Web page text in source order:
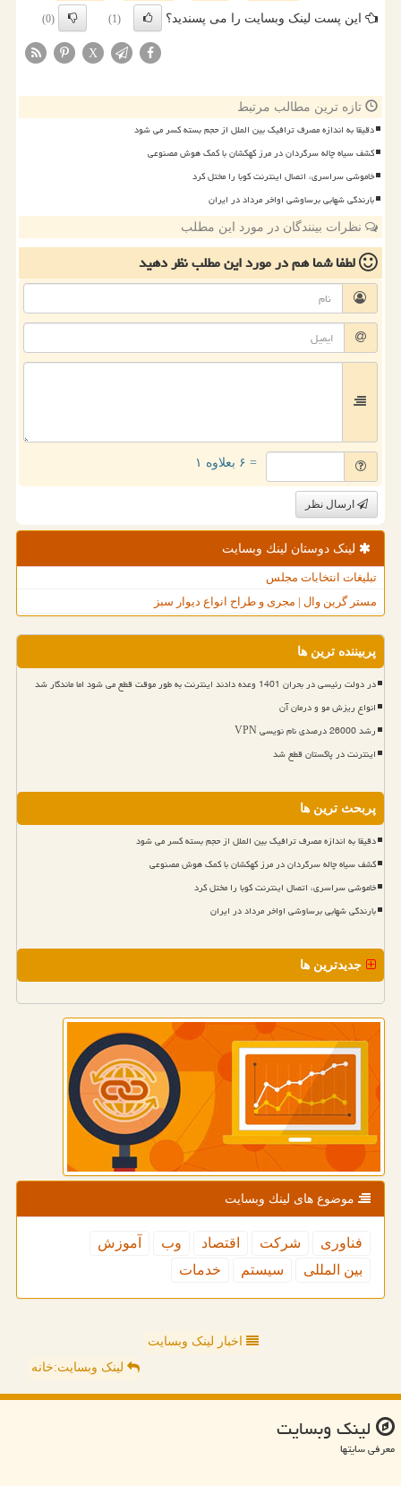
این پست لینک وبسایت را می پسندید؟ (1)
(0)
X
تازه ترین مطالب مرتبط
دقیقا به اندازه مصرف ترافیک بین الملل از حجم بسته کسر می شود
کشف سیاه چاله سرگردان در مرز کهکشان با کمک هوش مصنوعی
خاموشی سراسری، اتصال اینترنت کوبا را مختل کرد
بارندگی شهابی برساوشی اواخر مرداد در ایران
نظرات بینندگان در مورد این مطلب
لطفا شما همدر مورد این مطلبنظر دهید
= ۶ بعلاوه ۱
ارسال نظر
لینک دوستان لینك وبسایت
تبلیغات انتخابات مجلس
مستر گرین وال | مجری و طراح انواع دیوار سبز
پربیننده ترین ها
در دولت رئیسی در بحران 1401 وعده دادند اینترنت به طور موقت قطع می شود اما ماندگار شد
انواع ریزش مو و درمان آن
رشد 26000 درصدی نام نویسی VPN
اینترنت در پاکستان قطع شد
پربحث ترین ها
دقیقا به اندازه مصرف ترافیک بین الملل از حجم بسته کسر می شود
کشف سیاه چاله سرگردان در مرز کهکشان با کمک هوش مصنوعی
خاموشی سراسری، اتصال اینترنت کوبا را مختل کرد
بارندگی شهابی برساوشی اواخر مرداد در ایران
جدیدترین ها
موضوع های لینك وبسایت
فناوری شركت اقتصاد وب
آموزش
بین المللی
سیستم خدمات
اخبار لینک وبسایت
لینک وبسایت:خانه
لینك وبسایت
معرفی سایتها